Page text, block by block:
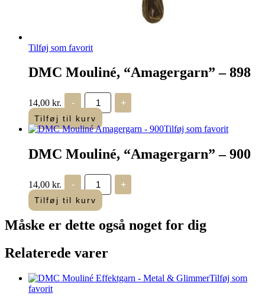
Tilføj som favorit
DMC Mouliné, “Amagergarn” – 898
14,00 kr. -
DMC
Mouliné,
“Amagergarn”
-
898
+
Tilføj til kurv
Tilføj som favorit
DMC Mouliné, “Amagergarn” – 900
14,00 kr. -
DMC
Mouliné,
“Amagergarn”
–
antal
+
Tilføj til kurv
Måske er dette også noget for dig
Relaterede varer
Tilføj som
favorit